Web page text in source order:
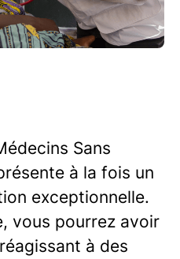
Sans
à la fois un
exceptionnelle.
vous pourrez avoir
à des